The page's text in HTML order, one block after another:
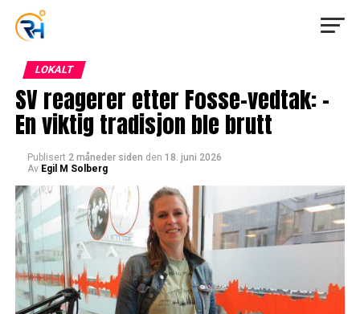
LOKALT
SV reagerer etter Fosse-vedtak: –
En viktig tradisjon ble brutt
Publisert 2 måneder siden den 18. juni 2026
Av Egil M Solberg